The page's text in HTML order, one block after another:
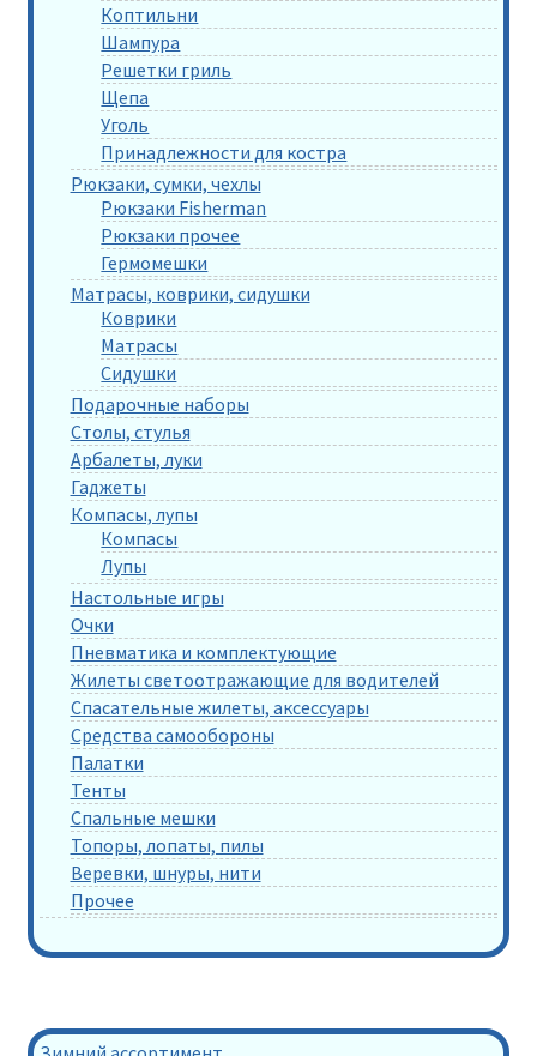
Коптильни
Шампура
Решетки гриль
Щепа
Уголь
Принадлежности для костра
Рюкзаки, сумки, чехлы
Рюкзаки Fisherman
Рюкзаки прочее
Гермомешки
Матрасы, коврики, сидушки
Коврики
Матрасы
Сидушки
Подарочные наборы
Столы, стулья
Арбалеты, луки
Гаджеты
Компасы, лупы
Компасы
Лупы
Настольные игры
Очки
Пневматика и комплектующие
Жилеты светоотражающие для водителей
Спасательные жилеты, аксессуары
Средства самообороны
Палатки
Тенты
Спальные мешки
Топоры, лопаты, пилы
Веревки, шнуры, нити
Прочее